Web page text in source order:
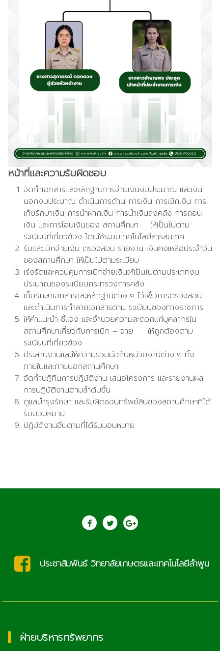
หน้าที่และความรับผิดชอบ
จัดทำเอกสารและหลักฐานการจ่ายเงินงบประมาณ และเงิน
นอกงบประมาณ ดำเนินการด้าน การเงิน การเบิกเงิน การ
เก็บรักษาเงิน การนำฝากเงิน การนำเงินส่งคลัง การถอน
เงิน และการโอนเงินของ สถานศึกษา ให้เป็นไปตาม
ระเบียบที่เกี่ยวข้อง โดยใช้ระบบเทคโนโลยีสารสนเทศ
รับและเบิกจ่ายเงิน ตรวจสอบ รายงาน เงินคงเหลือประจำวัน
ของสถานศึกษา ให้เป็นไปตามระเบียบ
เร่งรัดและควบคุมการเบิกจ่ายเงินให้เป็นไปตามประเภทงบ
ประมาณของระเบียบกระทรวงการคลัง
เก็บรักษาเอกสารและหลักฐานต่าง ๆ ไว้เพื่อการตรวจสอบ
และดำเนินการทำลายเอกสารตาม ระเบียบของทางราชการ
ให้คำแนะนำ ชี้แจง และอำนวยความสะดวกแก่บุคลากรใน
สถานศึกษาเกี่ยวกับการเบิก – จ่าย ให้ถูกต้องตาม
ระเบียบที่เกี่ยวข้อง
ประสานงานและให้ความร่วมมือกับหน่วยงานต่าง ๆ ทั้ง
ภายในและภายนอกสถานศึกษา
จัดทำปฏิทินการปฏิบัติงาน เสนอโครงการ และรายงานผล
การปฏิบัติงานตามลำดับขั้น
ดูแลบำรุงรักษา และรับผิดชอบทรัพย์สินของสถานศึกษาที่ได้
รับมอบหมาย
ปฏิบัติงานอื่นตามที่ได้รับมอบหมาย
ยีลำพูน saraban@lcat.ac.th
ฝ่ายบริหารทรัพยากร